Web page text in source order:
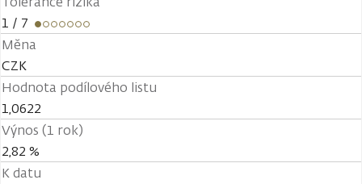
1 / 7
Měna
CZK
Hodnota podílového listu
1,0622
Výnos (1 rok)
2,82 %
K datu